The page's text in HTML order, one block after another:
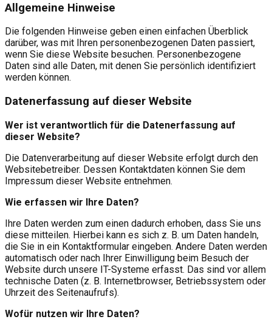
Allgemeine Hinweise
Die folgenden Hinweise geben einen einfachen Überblick
darüber, was mit Ihren personenbezogenen Daten passiert,
wenn Sie diese Website besuchen. Personenbezogene
Daten sind alle Daten, mit denen Sie persönlich identifiziert
werden können.
Datenerfassung auf dieser Website
Wer ist verantwortlich für die Datenerfassung auf
dieser Website?
Die Datenverarbeitung auf dieser Website erfolgt durch den
Websitebetreiber. Dessen Kontaktdaten können Sie dem
Impressum dieser Website entnehmen.
Wie erfassen wir Ihre Daten?
Ihre Daten werden zum einen dadurch erhoben, dass Sie uns
diese mitteilen. Hierbei kann es sich z. B. um Daten handeln,
die Sie in ein Kontaktformular eingeben. Andere Daten werden
automatisch oder nach Ihrer Einwilligung beim Besuch der
Website durch unsere IT-Systeme erfasst. Das sind vor allem
technische Daten (z. B. Internetbrowser, Betriebssystem oder
Uhrzeit des Seitenaufrufs).
Wofür nutzen wir Ihre Daten?